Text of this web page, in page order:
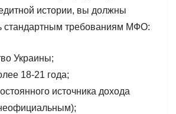
истории, вы должны
стандартным требованиям МФО:
Украины;
18-21 года;
источника дохода